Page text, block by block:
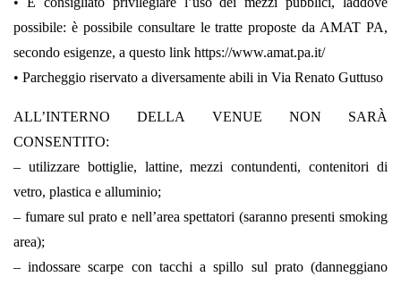
possibile: è possibile consultare le tratte proposte da AMAT PA,
secondo esigenze, a questo link https://www.amat.pa.it/
• Parcheggio riservato a diversamente abili in Via Renato Guttuso
ALL’INTERNO DELLA VENUE NON SARÀ
CONSENTITO:
– utilizzare bottiglie, lattine, mezzi contundenti, contenitori di
vetro, plastica e alluminio;
– fumare sul prato e nell’area spettatori (saranno presenti smoking
area);
– indossare scarpe con tacchi a spillo sul prato (danneggiano